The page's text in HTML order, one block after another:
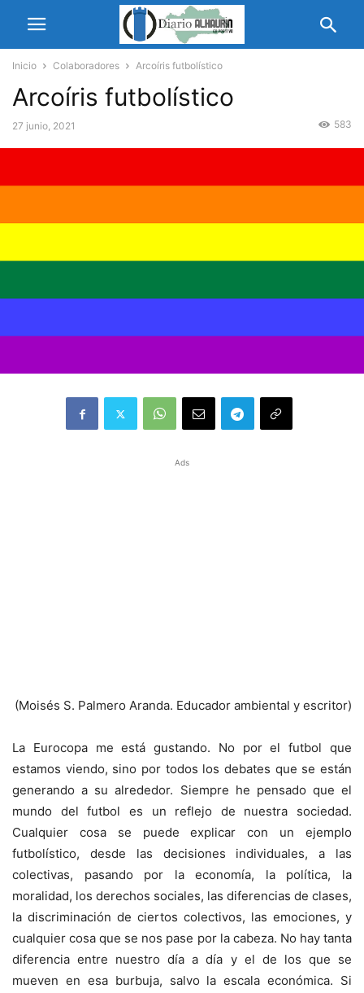
Inicio Colaboradores Arcoíris futbolístico
Arcoíris futbolístico
27 junio, 2021 583
Ads
(Moisés S. Palmero Aranda. Educador ambiental y escritor)
La Eurocopa me está gustando. No por el futbol que
estamos viendo, sino por todos los debates que se están
generando a su alrededor. Siempre he pensado que el
mundo del futbol es un reflejo de nuestra sociedad.
Cualquier cosa se puede explicar con un ejemplo
futbolístico, desde las decisiones individuales, a las
colectivas, pasando por la economía, la política, la
moralidad, los derechos sociales, las diferencias de clases,
la discriminación de ciertos colectivos, las emociones, y
cualquier cosa que se nos pase por la cabeza. No hay tanta
diferencia entre nuestro día a día y el de los que se
mueven en esa burbuja, salvo la escala económica. Si